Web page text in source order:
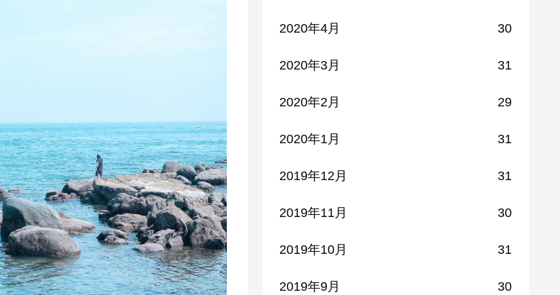
2020年4月 30
2020年3月 31
2020年2月 29
2020年1月 31
2019年12月 31
2019年11月 30
2019年10月 31
2019年9月 30